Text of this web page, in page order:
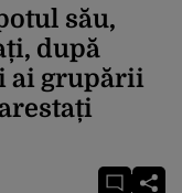
său,
după
ai grupării